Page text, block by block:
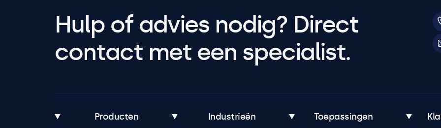
Hulp of advies nodig? Direct
contact met een specialist.
Producten Industrieën Toepassingen